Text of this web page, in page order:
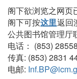
阁下欲浏览之网页
阁下可按这里返回
公共图书馆管理厅
电话： (853)
传真: (853) 2831
电邮: